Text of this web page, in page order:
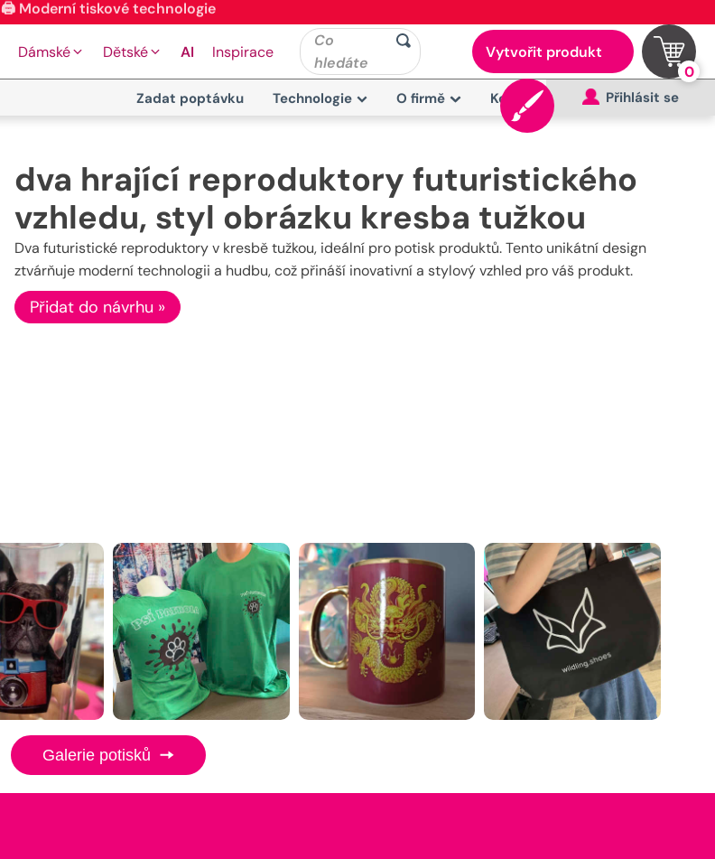
🖨️ Moderní tiskové technologie
Dámské Dětské AI Inspirace
Co
hledáte
Vytvořit produkt
0
Zadat poptávku Technologie O firmě Kontakt Přihlásit se
dva hrající reproduktory futuristického
vzhledu, styl obrázku kresba tužkou
Dva futuristické reproduktory v kresbě tužkou, ideální pro potisk produktů. Tento unikátní design
ztvárňuje moderní technologii a hudbu, což přináší inovativní a stylový vzhled pro váš produkt.
Přidat do návrhu »
Galerie potisků